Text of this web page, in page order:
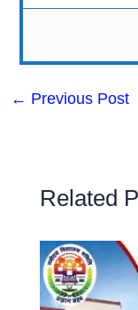
← Previous Post
Related